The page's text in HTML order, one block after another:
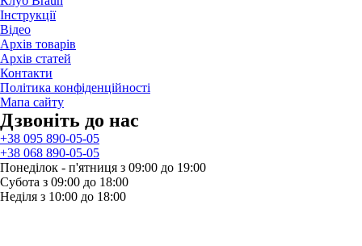
Iнструкції
Відео
Архів товарів
Архів статей
Контакти
Політика конфіденційності
Мапа сайту
Дзвонiть до нас
+38 095 890-05-05
+38 068 890-05-05
Понеділок - п'ятниця з 09:00 до 19:00
Субота з 09:00 до 18:00
Неділя з 10:00 до 18:00